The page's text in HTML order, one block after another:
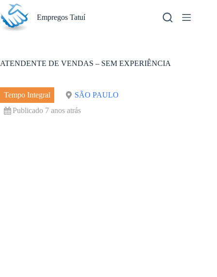
Pular
para
o
conteúdo
Empregos Tatuí
ATENDENTE DE VENDAS – SEM EXPERIÊNCIA
Tempo Integral
SÃO PAULO
Publicado 7 anos atrás